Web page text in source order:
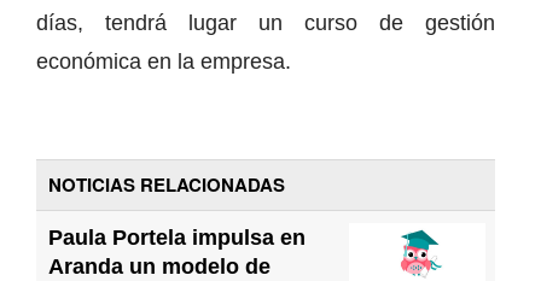
días, tendrá lugar un curso de gestión
económica en la empresa.
NOTICIAS RELACIONADAS
Paula Portela impulsa en
Aranda un modelo de